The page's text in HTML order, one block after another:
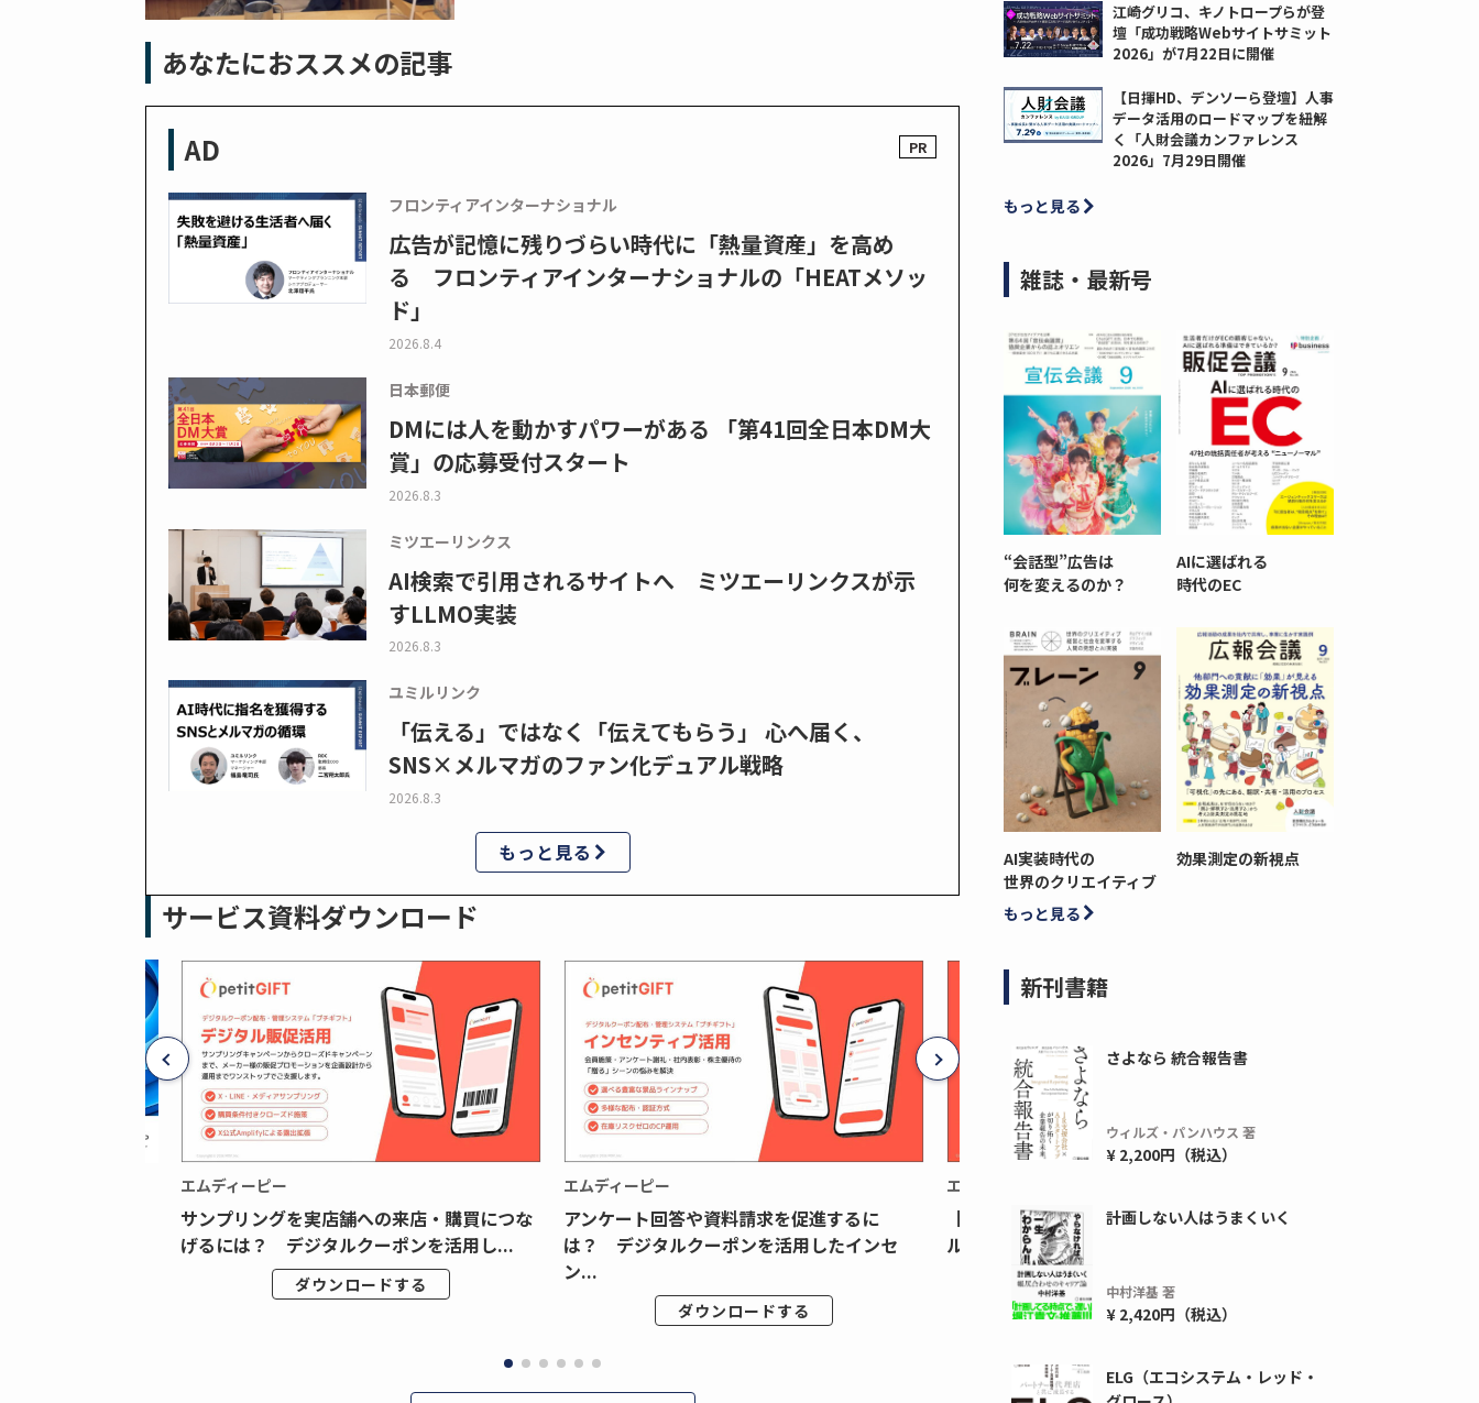
あなたにおススメの記事
AD
フロンティアインターナショナル
広告が記憶に残りづらい時代に「熱量資産」を高め
る フロンティアインターナショナルの「HEATメソッ
ド」
2026.8.4
日本郵便
DMには人を動かすパワーがある 「第41回全日本DM大
賞」の応募受付スタート
2026.8.3
ミツエーリンクス
AI検索で引用されるサイトへ ミツエーリンクスが示
すLLMO実装
2026.8.3
ユミルリンク
「伝える」ではなく「伝えてもらう」 心へ届く、
SNS×メルマガのファン化デュアル戦略
2026.8.3
もっと見る
サービス資料ダウンロード
エムディーピー
サンプリングを実店舗への来店・購買につな
げるには？ デジタルクーポンを活用し...
ダウンロードする
エムディーピー
アンケート回答や資料請求を促進するに
は？ デジタルクーポンを活用したインセ
ン...
ダウンロードする
エムディーピー
【月間1,000万本以上の配布実績！】デジタ
ルクーポンを活用した販促キャンペーンを...
ダウンロードする
江崎グリコ、キノトロープらが登
壇「成功戦略Webサイトサミット
2026」が7月22日に開催
【日揮HD、デンソーら登壇】人事
データ活用のロードマップを紐解
く「人財会議カンファレンス
2026」7月29日開催
もっと見る
雑誌・最新号
“会話型”広告は
何を変えるのか？
AIに選ばれる
時代のEC
AI実装時代の
世界のクリエイティブ
効果測定の新視点
もっと見る
新刊書籍
さよなら 統合報告書
ウィルズ・パンハウス 著
¥ 2,200円（税込）
計画しない人はうまくいく
中村洋基 著
¥ 2,420円（税込）
ELG（エコシステム・レッド・